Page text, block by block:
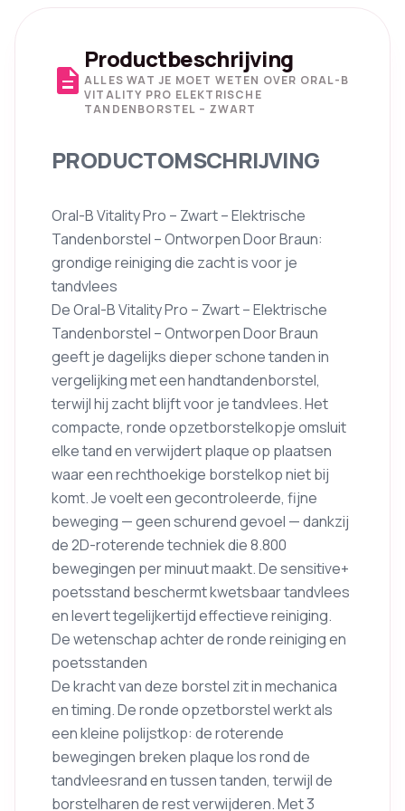
description
Productbeschrijving
ALLES WAT JE MOET WETEN OVER ORAL-B
VITALITY PRO ELEKTRISCHE
TANDENBORSTEL – ZWART
PRODUCTOMSCHRIJVING
Oral-B Vitality Pro – Zwart – Elektrische
Tandenborstel – Ontworpen Door Braun:
grondige reiniging die zacht is voor je
tandvlees
De Oral-B Vitality Pro – Zwart – Elektrische
Tandenborstel – Ontworpen Door Braun
geeft je dagelijks dieper schone tanden in
vergelijking met een handtandenborstel,
terwijl hij zacht blijft voor je tandvlees. Het
compacte, ronde opzetborstelkopje omsluit
elke tand en verwijdert plaque op plaatsen
waar een rechthoekige borstelkop niet bij
komt. Je voelt een gecontroleerde, fijne
beweging — geen schurend gevoel — dankzij
de 2D-roterende techniek die 8.800
bewegingen per minuut maakt. De sensitive+
poetsstand beschermt kwetsbaar tandvlees
en levert tegelijkertijd effectieve reiniging.
De wetenschap achter de ronde reiniging en
poetsstanden
De kracht van deze borstel zit in mechanica
en timing. De ronde opzetborstel werkt als
een kleine polijstkop: de roterende
bewegingen breken plaque los rond de
tandvleesrand en tussen tanden, terwijl de
borstelharen de rest verwijderen. Met 3